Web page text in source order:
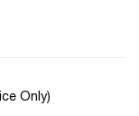
Only)